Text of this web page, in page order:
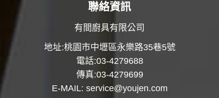
聯絡資訊
有間廚具有限公司
地址:桃園市中壢區永樂路35巷5號
電話:03-4279688
傳真:03-4279699
E-MAIL: service@youjen.com